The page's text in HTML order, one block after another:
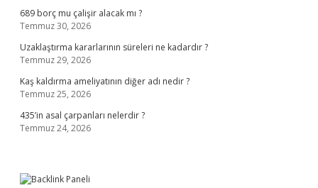
689 borç mu çalişir alacak mı ?
Temmuz 30, 2026
Uzaklaştırma kararlarının süreleri ne kadardır ?
Temmuz 29, 2026
Kaş kaldırma ameliyatının diğer adı nedir ?
Temmuz 25, 2026
435’in asal çarpanları nelerdir ?
Temmuz 24, 2026